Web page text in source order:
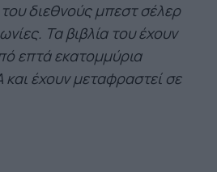
διεθνούς μπεστ σέλερ
Τα βιβλία του έχουν
επτά εκατομμύρια
και έχουν μεταφραστεί σε